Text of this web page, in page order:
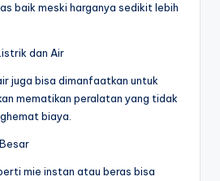
baik meski harganya sedikit lebih
dan Air
juga bisa dimanfaatkan untuk
mematikan peralatan yang tidak
biaya.
mie instan atau beras bisa